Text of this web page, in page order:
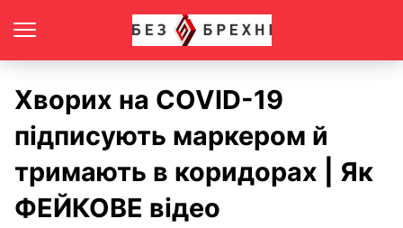
Хворих на COVID-19
підписують маркером й
тримають в коридорах | Як
ФЕЙКОВЕ відео